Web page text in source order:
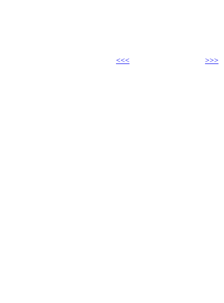
<<< >>>